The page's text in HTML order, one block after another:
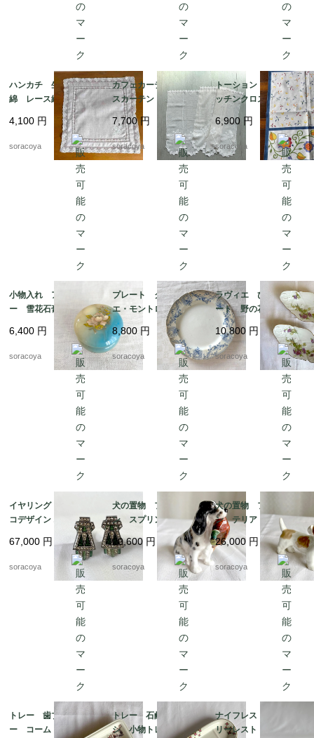
ハンカチ 生成り色木
綿 レース縁取り 白
糸刺繍 ティーナプキ
ン 19cld37
4,100 円
soracoya
カフェカーテン レー
スカーテン とんぼ刺
繍 ２枚組 12cleh22
7,700円
soracoya
トーション ２枚組 キ
ッチンクロス テーブ
ルマット イタリア
製 レトロ カラフル
ヴィンテージ 12clem
23
6,900 円
soracoya
小物入れ アラバスタ
ー 雪花石膏 イタリ
ア製 天然石 花プリ
ント
6,400 円
soracoya
プレート クレイユ・
エ・モントロー 平皿 蔦
レリーフ デザート
19twm84-2
8,800円
soracoya
ラヴィエ ひし形プレ
ート 野の花 オード
ブル プチガトー お
やつおつまみ 2枚セッ
ト 19twm70
10,800 円
soracoya
イヤリング アールデ
コデザイン エメラルド
グリーン エナメル加
工 12acen27
67,000 円
soracoya
犬の置物 フィギュリ
ン スプリンガースパ
ニエルとキジ 猟犬
ロイヤルドルトン 19
otm43-2
20,600 円
soracoya
犬の置物 フィギュリ
ン テリア 陶器製
ロイヤルドックス 19
otm43
26,000 円
soracoya
トレー 歯ブラシトレ
ー コームトレー 細
トレー 石鹸 歯ブラ
シ 小物トレー オン
ナイフレスト カトラ
リーレスト 箸置きに